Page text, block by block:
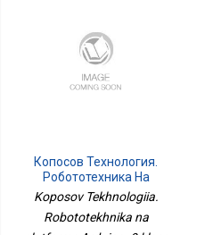
Копосов Технология.
Робототехника На
Платформе Arduino. 9
Класс Учебник Бином
Koposov Tekhnologiia.
Robototekhnika na